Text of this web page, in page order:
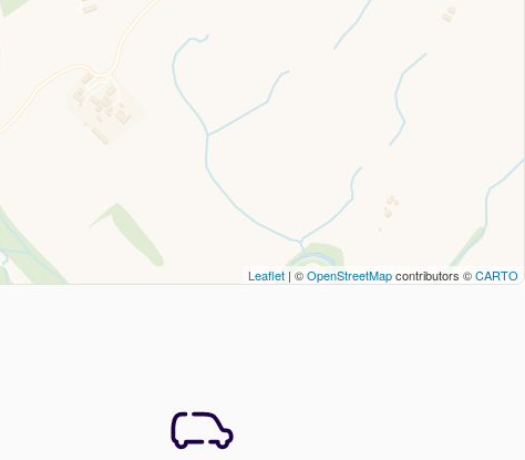
Leaflet | ©OpenStreetMapcontributors ©CARTO